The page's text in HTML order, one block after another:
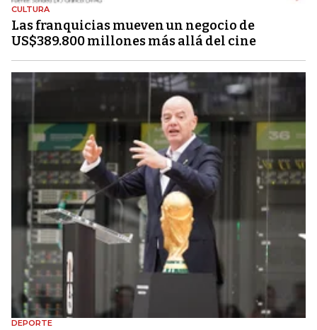
CULTURA
Las franquicias mueven un negocio de
US$389.800 millones más allá del cine
DEPORTE